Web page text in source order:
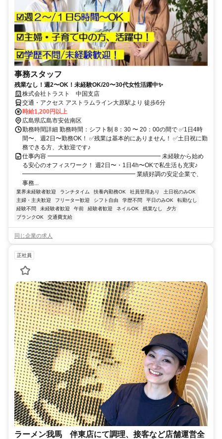
事務スタッフ
残業なし！週2〜OK！未経験OK/20〜30代女性活躍中✨
株式会社トラスト 中国支店
交通・アクセス アストラムライン大原駅より 徒歩6分
時給1,200円以上
広島県広島市安佐南区
勤務時間詳細 勤務時間：シフト制 8：30 〜 20：00の間で ✅1日4時
間〜、週2日〜勤務OK！ ✅残業は基本的にありません！ ✅土日祝に勤
務できる方、大歓迎です♪
仕事内容 ━━━━━━━━━━━━━━━━━━━ 未経験から始め
る安心のオフィスワーク！ 週2日〜・1日4h〜OKで私生活も充実♪
━━━━━━━━━━━━━━━━━━━ 業績好調の安定企業で、
事務...
業界未経験者歓迎 ランチタイム 扶養内勤務OK 社員登用あり
土日祝のみOK
主婦・主夫歓迎
フリーター歓迎 シフト自由 学歴不問 平日のみOK
転勤なし
経験不問
未経験者歓迎 午前 経験者歓迎 ネイルOK 残業なし
夕方
ブランクOK
交通費支給
同じ企業の求人
正社員
ラーメン我馬 伴東店にて調理、接客など店舗運営全